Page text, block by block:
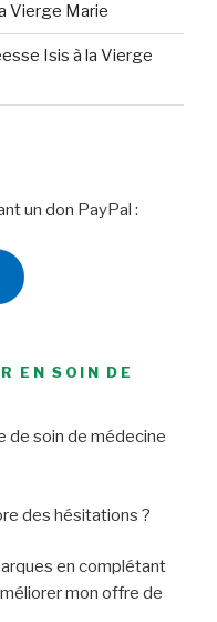
Vierge Marie
Isis à la Vierge
un don PayPal :
EN SOIN DE
de soin de médecine
des hésitations ?
en complétant
mon offre de